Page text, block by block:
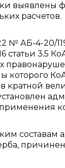
выявлены
расчетов.
№ АБ-4-20/
статьи 3.5
которого
кратной
составам